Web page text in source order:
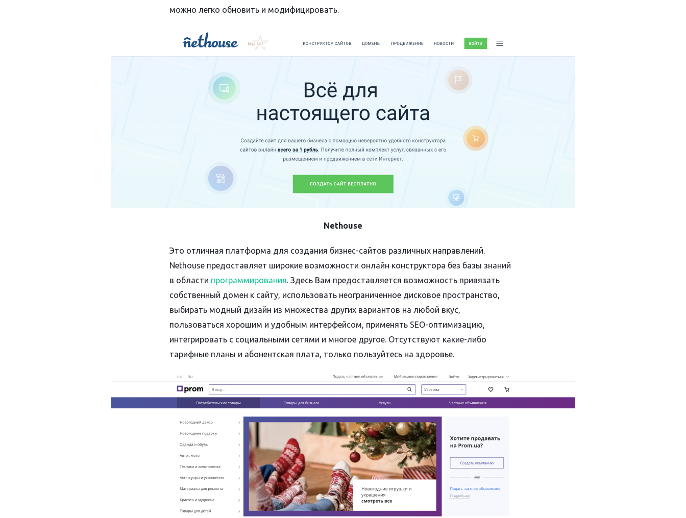
можно легко обновить и модифицировать.
Nethouse
Это отличная платформа для создания бизнес-сайтов различных направлений.
Nethouse предоставляет широкие возможности онлайн конструктора без базы знаний
в области программирования. Здесь Вам предоставляется возможность привязать
собственный домен к сайту, использовать неограниченное дисковое пространство,
выбирать модный дизайн из множества других вариантов на любой вкус,
пользоваться хорошим и удобным интерфейсом, применять SEO-оптимизацию,
интегрировать с социальными сетями и многое другое. Отсутствуют какие-либо
тарифные планы и абонентская плата, только пользуйтесь на здоровье.